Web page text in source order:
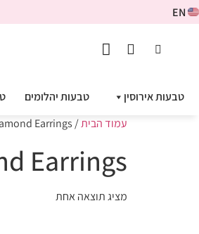
EN
טבעות אירוסין טבעות יהלומים
עמוד הבית/ Diamond Earrings
Earrings
מציג תוצאה אחת